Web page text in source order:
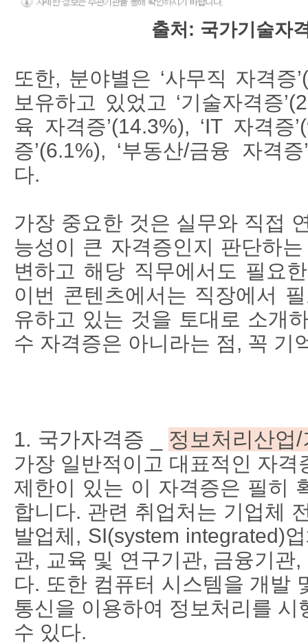
출처: 국가기술자
또한, 분야별은 ‘사무직 자격증
보유하고 있었고 ‘기술자격증
육 자격증’(14.3%), ‘IT 자격증
증’(6.1%), ‘부동산/금융 자격증
다.
가장 중요한 것은 실무와 직접
능성이 큰 자격증인지 판단하
변하고 해당 직무에서도 필요
이번 콘텐츠에서는 직장에서
유하고 있는 것을 토대로 소개
수 자격증은 아니라는 점, 꼭 기
1. 국가자격증 정보처리산업/
가장 일반적이고 대표적인 자격
제한이 있는 이 자격증은 필히
합니다. 관련 취업처는 기업체
발업체, SI(system integrated)
관, 교육 및 연구기관, 금융기관
다. 또한 컴퓨터 시스템을 개발
통신을 이용하여 정보처리를 시
수 있다.